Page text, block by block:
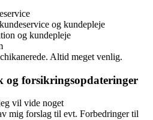
og kundepleje
og kundepleje
Altid meget venlig.
og forsikringsopdateringer
vil vide noget
mig forslag til evt. Forbedringer til